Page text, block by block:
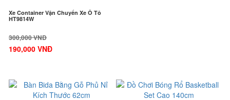
Xe Container Vận Chuyển Xe Ô Tô
HT9814W
300,000 VNĐ
190,000 VNĐ